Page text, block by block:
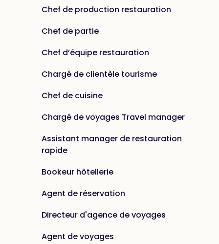
Chef de production restauration
Chef de partie
Chef d’équipe restauration
Chargé de clientèle tourisme
Chef de cuisine
Chargé de voyages Travel manager
Assistant manager de restauration
rapide
Bookeur hôtellerie
Agent de réservation
Directeur d'agence de voyages
Agent de voyages